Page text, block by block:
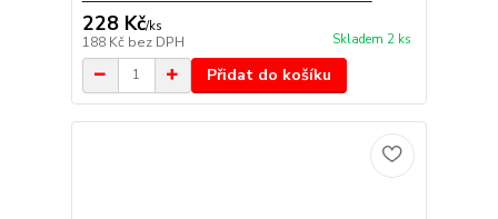
228 Kč/ks
188 Kč bez DPH Skladem 2 ks
Přidat do košíku